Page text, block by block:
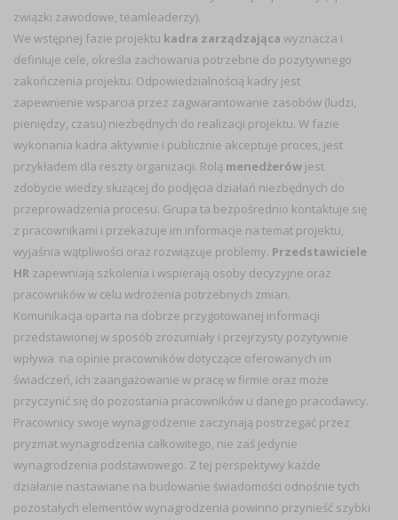
związki zawodowe, teamleaderzy).
We wstępnej fazie projektu kadra zarządzająca wyznacza i
definiuje cele, określa zachowania potrzebne do pozytywnego
zakończenia projektu. Odpowiedzialnością kadry jest
zapewnienie wsparcia przez zagwarantowanie zasobów (ludzi,
pieniędzy, czasu) niezbędnych do realizacji projektu. W fazie
wykonania kadra aktywnie i publicznie akceptuje proces, jest
przykładem dla reszty organizacji. Rolą menedżerów jest
zdobycie wiedzy służącej do podjęcia działań niezbędnych do
przeprowadzenia procesu. Grupa ta bezpośrednio kontaktuje się
z pracownikami i przekazuje im informacje na temat projektu,
wyjaśnia wątpliwości oraz rozwiązuje problemy. Przedstawiciele
HR zapewniają szkolenia i wspierają osoby decyzyjne oraz
pracowników w celu wdrożenia potrzebnych zmian.
Komunikacja oparta na dobrze przygotowanej informacji
przedstawionej w sposób zrozumiały i przejrzysty pozytywnie
wpływa na opinie pracowników dotyczące oferowanych im
świadczeń, ich zaangażowanie w pracę w firmie oraz może
przyczynić się do pozostania pracowników u danego pracodawcy.
Pracownicy swoje wynagrodzenie zaczynają postrzegać przez
pryzmat wynagrodzenia całkowitego, nie zaś jedynie
wynagrodzenia podstawowego. Z tej perspektywy każde
działanie nastawiane na budowanie świadomości odnośnie tych
pozostałych elementów wynagrodzenia powinno przynieść szybki